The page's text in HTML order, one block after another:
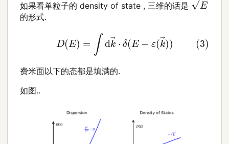
如果看单粒子的 density of state , 三维的话是
的形式.
d → →
费米面以下的态都是填满的.
如图..